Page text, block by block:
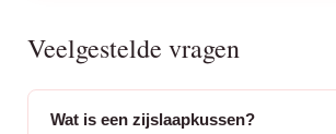
Veelgestelde vragen
Wat is een zijslaapkussen?